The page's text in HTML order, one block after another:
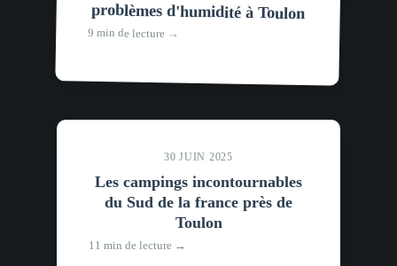
problèmes d'humidité à Toulon
9 min de lecture →
30 JUIN 2025
Les campings incontournables
du Sud de la france près de
Toulon
11 min de lecture →